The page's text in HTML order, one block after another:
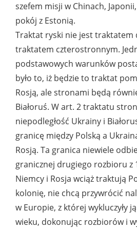
szefem misji w Chinach,
pokój z Estonią.
Traktat ryski nie jest
traktatem czterostronnym.
podstawowych warunków
było to, iż będzie to traktat
Rosją, ale stronami będą
Białoruś. W art. 2 traktatu
niepodległość Ukrainy i
granicę między Polską a
Rosją. Ta granica niewiele
granicznej drugiego rozbioru z
Niemcy i Rosja wciąż traktują
kolonię, nie chcą przywrócić
w Europie, z której wykluczyły
wieku, dokonując rozbiorów i